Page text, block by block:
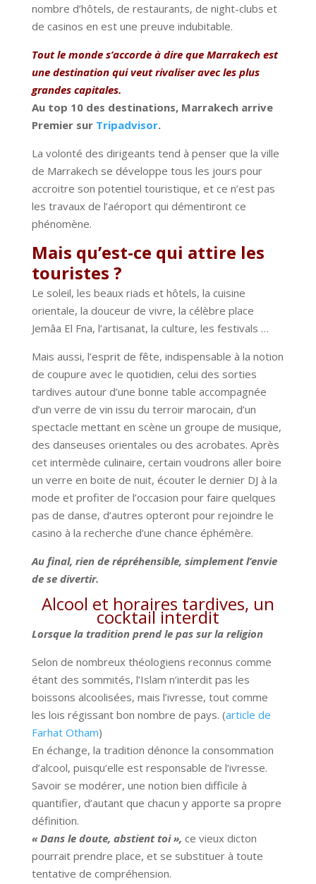
nombre d’hôtels, de restaurants, de night-clubs et
de casinos en est une preuve indubitable.
Tout le monde s’accorde à dire que Marrakech est
une destination qui veut rivaliser avec les plus
grandes capitales.
Au top 10 des destinations, Marrakech arrive
Premier sur Tripadvisor.
La volonté des dirigeants tend à penser que la ville
de Marrakech se développe tous les jours pour
accroitre son potentiel touristique, et ce n’est pas
les travaux de l’aéroport qui démentiront ce
phénomène.
Mais qu’est-ce qui attire les
touristes ?
Le soleil, les beaux riads et hôtels, la cuisine
orientale, la douceur de vivre, la célèbre place
Jemâa El Fna, l’artisanat, la culture, les festivals …
Mais aussi, l’esprit de fête, indispensable à la notion
de coupure avec le quotidien, celui des sorties
tardives autour d’une bonne table accompagnée
d’un verre de vin issu du terroir marocain, d’un
spectacle mettant en scène un groupe de musique,
des danseuses orientales ou des acrobates. Après
cet intermède culinaire, certain voudrons aller boire
un verre en boite de nuit, écouter le dernier DJ à la
mode et profiter de l’occasion pour faire quelques
pas de danse, d’autres opteront pour rejoindre le
casino à la recherche d’une chance éphémère.
Au final, rien de répréhensible, simplement l’envie
de se divertir.
Alcool et horaires tardives, un
cocktail interdit
Lorsque la tradition prend le pas sur la religion
Selon de nombreux théologiens reconnus comme
étant des sommités, l’Islam n’interdit pas les
boissons alcoolisées, mais l’ivresse, tout comme
les lois régissant bon nombre de pays. (article de
Farhat Otham)
En échange, la tradition dénonce la consommation
d’alcool, puisqu’elle est responsable de l’ivresse.
Savoir se modérer, une notion bien difficile à
quantifier, d’autant que chacun y apporte sa propre
définition.
« Dans le doute, abstient toi », ce vieux dicton
pourrait prendre place, et se substituer à toute
tentative de compréhension.